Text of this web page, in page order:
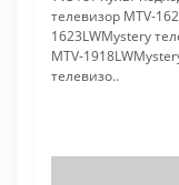
телевизор MTV-
1623LWMystery
MTV-
телевизо..